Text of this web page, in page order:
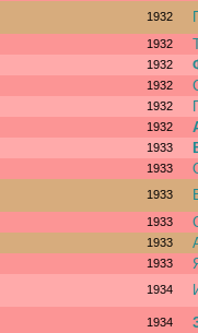
1932
1932
1932
1932
1932
1932
1933
1933
1933
1933
1933
1933
1934
1934